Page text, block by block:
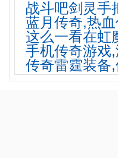
战斗吧剑灵手
蓝月传奇,热
这么一看在虹
手机传奇游戏
传奇雷霆装备